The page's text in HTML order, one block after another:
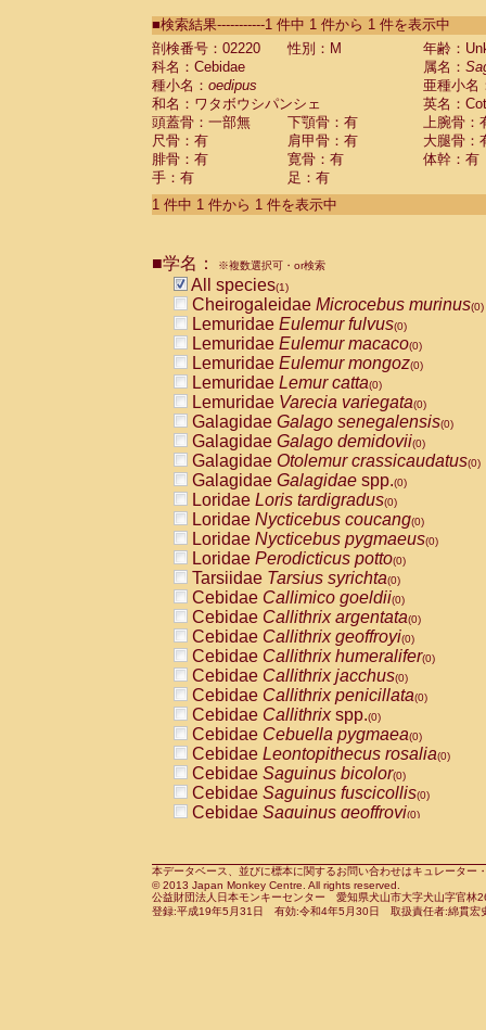
CebidaeSaguinus labiatus(0)
Cebidae Saguinus leucopus (0)
Cebidae
Cebidae
CebidaeSaguinus nigricollis (0)
Cebidae Saguinus oedipus
Cebidae Saguinus weddelli
Cebidae Saguinusspp.
Cebidae Aotus trivirgatus
Cebidae Cebus albifrons
CebidaeCebus nigrivittatus
CebidaeCebus
CebidaeSaimiri boliviensis(0)
CebidaeSaimiri sciureus(0)
AtelidaeAlouatta caraya(0)
AtelidaeAlouatta fusca(0)
AtelidaeAlouatta seniculus
AtelidaeAlouattaspp.(0)
AtelidaeAteles belzebuth(0)
AtelidaeAteles geoffroyi(0)
AtelidaeAteles paniscus(0)
AtelidaeAtelesspp.(0)
Atelidae Lagothrix lagothricha
AtelidaeLagothrix lagothricha cana
PitheciidaeCacajao calvus
PitheciidaeCallicebus cupreus
PitheciidaeCallicebus donacophilus
PitheciidaeCallicebus moloch
PitheciidaeCallicebus torquatus
PitheciidaeCallicebusspp.(0)
PitheciidaeChiropotes satanas(0)
PitheciidaePithecia monachus
PitheciidaePithecia pithecia(0)
CercopithecidaeCercocebus agilis
CercopithecidaeCercocebus
CercopithecidaeCercocebus
CercopithecidaeCercocebus
CercopithecidaeCercocebus
CercopithecidaeCercocebushybrid
CercopithecidaePapio anubis(0)
CercopithecidaePapio cynocephalus
CercopithecidaePapio hamadryas(0)
■検索結果-----------1 件中 1 件から 1 件を表示中
剖検番号：02220
性別：M
年齢：
科名：Cebidae
属名：
種小名： oedipus
亜種小名
和名：ワタボウシパンシェ
英名：
頭蓋骨：一部無
下顎骨：有
上腕骨：
尺骨：有
肩甲骨：有
大腿骨：
腓骨：有
寛骨：有
体幹：有
手：有
足：有
1 件中 1 件から 1 件を表示中
■学名： ※複数選択可・or検索
All species(1)
Cheirogaleidae Microcebus murinus(0)
Lemuridae Eulemur fulvus(0)
Lemuridae Eulemur macaco(0)
Lemuridae Eulemur mongoz(0)
Lemuridae Lemur catta(0)
Lemuridae Varecia variegata(0)
Galagidae Galago senegalensis(0)
Galagidae Galago demidovii(0)
Galagidae Otolemur crassicaudatus(0)
Galagidae Galagidae spp.(0)
Loridae Loris tardigradus(0)
Loridae Nycticebus coucang(0)
Loridae Nycticebus pygmaeus(0)
Loridae Perodicticus potto(0)
Tarsiidae Tarsius syrichta(0)
Cebidae Callimico goeldii(0)
Cebidae Callithrix argentata(0)
Cebidae Callithrix geoffroyi(0)
Cebidae Callithrix humeralifer(0)
Cebidae Callithrix jacchus(0)
Cebidae Callithrix penicillata(0)
Cebidae Callithrixspp.(0)
Cebidae Cebuella pygmaea(0)
Cebidae Leontopithecus rosalia(0)
Cebidae Saguinus bicolor(0)
Cebidae Saguinus fuscicollis(0)
Cebidae Saguinus geoffroyi(0)
CebidaeSaguinus leucopus(0)
CebidaeSaguinus midas(0)
Cebidae Saguinus mystax(0)
本データベース、並びに標本に関するお問い合わせはキュレータ
© 2013 Japan Monkey Centre. All rights reserved.
公益財団法人日本モンキーセンター 愛知県犬山市大字犬山字官
登録:平成19年5月31日 有効:令和4年5月30日 取扱責任者:綿貫宏